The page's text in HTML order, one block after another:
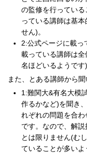
の監修を行ってい
っている講師は基
せん)。
2:公式ページに載っ
載っている講師は
名ほどいるようです
また、とある講師から聞
1:難関大&有名大模
作るかなど)を聞き
れぞれの問題を合
です。なので、解
とは限りません(む
ていることが多いよ